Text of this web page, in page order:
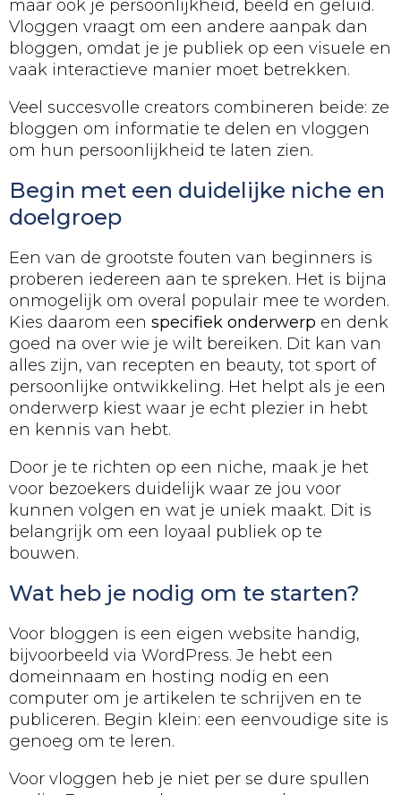
maar ook je persoonlijkheid, beeld en geluid.
Vloggen vraagt om een andere aanpak dan
bloggen, omdat je je publiek op een visuele en
vaak interactieve manier moet betrekken.
Veel succesvolle creators combineren beide: ze
bloggen om informatie te delen en vloggen
om hun persoonlijkheid te laten zien.
Begin met een duidelijke niche en
doelgroep
Een van de grootste fouten van beginners is
proberen iedereen aan te spreken. Het is bijna
onmogelijk om overal populair mee te worden.
Kies daarom een specifiek onderwerp en denk
goed na over wie je wilt bereiken. Dit kan van
alles zijn, van recepten en beauty, tot sport of
persoonlijke ontwikkeling. Het helpt als je een
onderwerp kiest waar je echt plezier in hebt
en kennis van hebt.
Door je te richten op een niche, maak je het
voor bezoekers duidelijk waar ze jou voor
kunnen volgen en wat je uniek maakt. Dit is
belangrijk om een loyaal publiek op te
bouwen.
Wat heb je nodig om te starten?
Voor bloggen is een eigen website handig,
bijvoorbeeld via WordPress. Je hebt een
domeinnaam en hosting nodig en een
computer om je artikelen te schrijven en te
publiceren. Begin klein: een eenvoudige site is
genoeg om te leren.
Voor vloggen heb je niet per se dure spullen